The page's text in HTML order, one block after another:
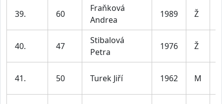
39. 60
Fraňková
Andrea
1989 Ž
40. 47
Stibalová
Petra
1976 Ž
41. 50 Turek Jiří 1962 M